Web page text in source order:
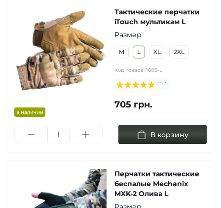
в наличии
Тактические перчатки
iTouch мультикам L
Размер
M L XL 2XL
Код товара: 1605-L
1
705 грн.
В корзину
Перчатки тактические
беспалые Mechanix
MXK-2 Олива L